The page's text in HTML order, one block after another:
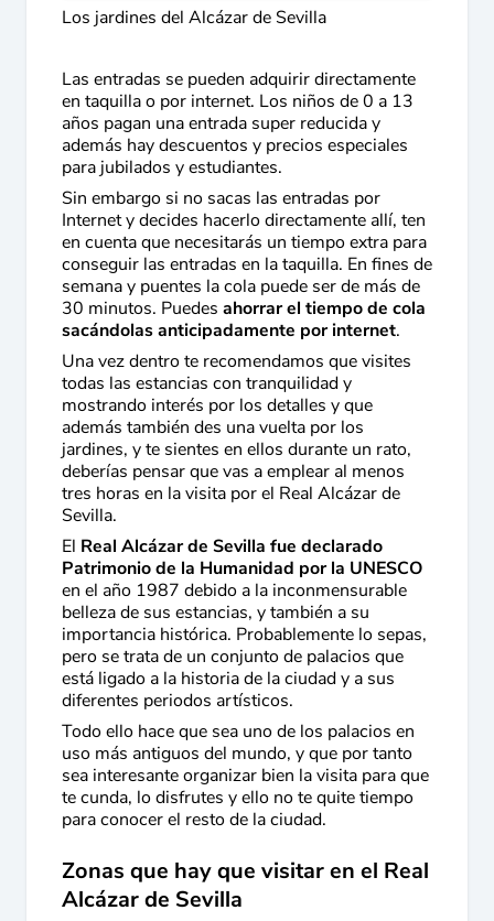
Los jardines del Alcázar de Sevilla
Las entradas se pueden adquirir directamente
en taquilla o por internet. Los niños de 0 a 13
años pagan una entrada super reducida y
además hay descuentos y precios especiales
para jubilados y estudiantes.
Sin embargo si no sacas las entradas por
Internet y decides hacerlo directamente allí, ten
en cuenta que necesitarás un tiempo extra para
conseguir las entradas en la taquilla. En fines de
semana y puentes la cola puede ser de más de
30 minutos. Puedes ahorrar el tiempo de cola
sacándolas anticipadamente por internet.
Una vez dentro te recomendamos que visites
todas las estancias con tranquilidad y
mostrando interés por los detalles y que
además también des una vuelta por los
jardines, y te sientes en ellos durante un rato,
deberías pensar que vas a emplear al menos
tres horas en la visita por el Real Alcázar de
Sevilla.
El Real Alcázar de Sevilla fue declarado
Patrimonio de la Humanidad por la UNESCO
en el año 1987 debido a la inconmensurable
belleza de sus estancias, y también a su
importancia histórica. Probablemente lo sepas,
pero se trata de un conjunto de palacios que
está ligado a la historia de la ciudad y a sus
diferentes periodos artísticos.
Todo ello hace que sea uno de los palacios en
uso más antiguos del mundo, y que por tanto
sea interesante organizar bien la visita para que
te cunda, lo disfrutes y ello no te quite tiempo
para conocer el resto de la ciudad.
Zonas que hay que visitar en el Real
Alcázar de Sevilla